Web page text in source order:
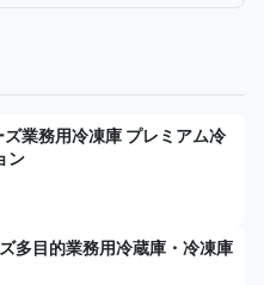
業務用冷凍庫 プレミアム冷
ン
多目的業務用冷蔵庫・冷凍庫